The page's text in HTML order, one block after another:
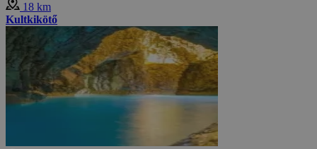
18 km
Kultkikötő